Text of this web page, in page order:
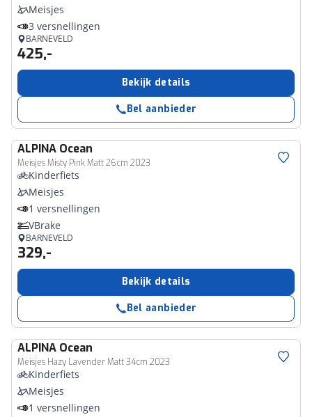
Meisjes
3 versnellingen
BARNEVELD
425,-
Bekijk details
Bel aanbieder
ALPINA Ocean
Meisjes Misty Pink Matt 26cm 2023
Kinderfiets
Meisjes
1 versnellingen
VBrake
BARNEVELD
329,-
Bekijk details
Bel aanbieder
ALPINA Ocean
Meisjes Hazy Lavender Matt 34cm 2023
Kinderfiets
Meisjes
1 versnellingen